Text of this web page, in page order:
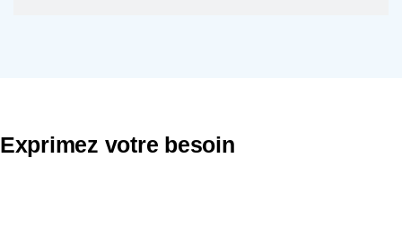
Exprimez votre besoin